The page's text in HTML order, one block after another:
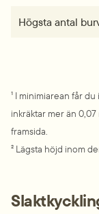
Högsta antal
¹ I minimiarean får
inkräktar mer än
framsida.
² Lägsta höjd inom